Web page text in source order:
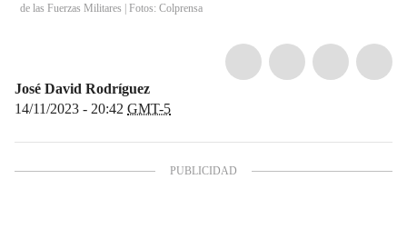
de las Fuerzas Militares | Fotos: Colprensa
José David Rodríguez
14/11/2023 - 20:42 GMT-5